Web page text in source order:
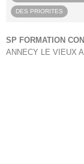
DES PRIORITES
SP FORMATION
ANNECY LE VIEUX